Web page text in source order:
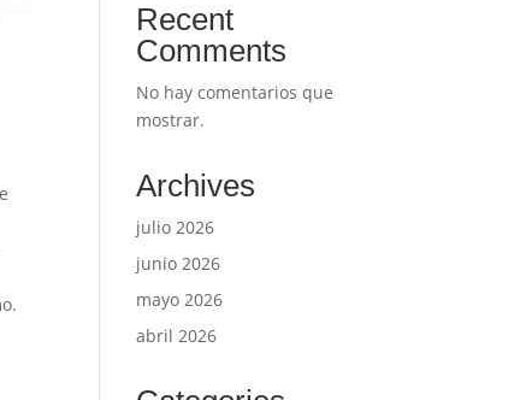
Recent
Comments
No hay comentarios que
mostrar.
Archives
julio 2026
junio 2026
mayo 2026
abril 2026